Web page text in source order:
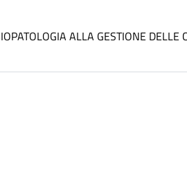
ALLA GESTIONE DELLE